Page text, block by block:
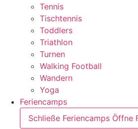
Tennis
Tischtennis
Toddlers
Triathlon
Turnen
Walking Football
Wandern
Yoga
Feriencamps
Schließe Feriencamps Öffne